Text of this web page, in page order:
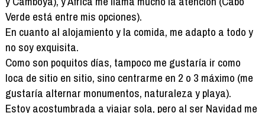
Verde está entre mis opciones).
En cuanto al alojamiento y la comida, me adapto a todo y
no soy exquisita.
Como son poquitos días, tampoco me gustaría ir como
loca de sitio en sitio, sino centrarme en 2 o 3 máximo (me
gustaría alternar monumentos, naturaleza y playa).
Estoy acostumbrada a viajar sola, pero al ser Navidad me